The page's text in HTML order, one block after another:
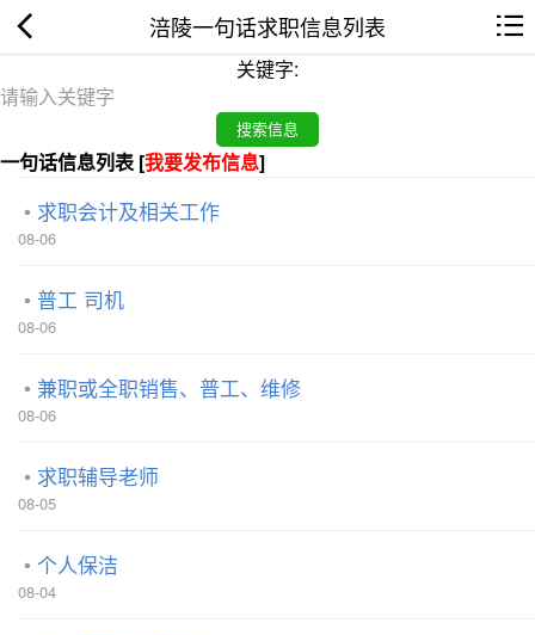
涪陵一句话求职信息列表
关键字:
一句话信息列表 [我要发布信息]
求职会计及相关工作
08-06
普工 司机
08-06
兼职或全职销售、普工、维修
08-06
求职辅导老师
08-05
个人保洁
08-04